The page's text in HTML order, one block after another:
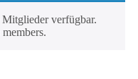
verfügbar.